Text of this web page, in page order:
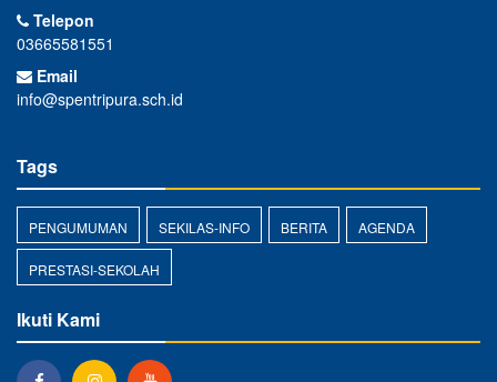
Telepon
03665581551
Email
info@spentripura.sch.id
Tags
PENGUMUMAN SEKILAS-INFO BERITA AGENDA
PRESTASI-SEKOLAH
Ikuti Kami